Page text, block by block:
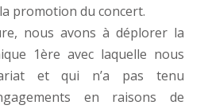
promotion du concert.
nous avons à déplorer la
1ère avec laquelle nous
et qui n’a pas tenu
en raisons de